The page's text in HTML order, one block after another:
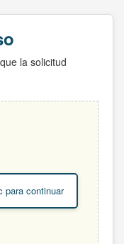
la solicitud
para continuar